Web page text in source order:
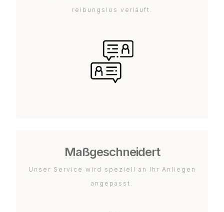
reibungslos verläuft.
Maßgeschneidert
Unser Service wird speziell an Ihr Anliegen
angepasst.